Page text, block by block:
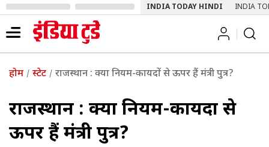
INDIA TODAY HINDI INDIA
होम स्टेट राजस्थान : क्या नियम-कायदों से ऊपर हैं मंत्री पुत्र?
राजस्थान : क्या नियम-कायदों से
ऊपर हैं मंत्री पुत्र?